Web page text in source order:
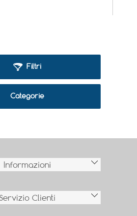
Filtri
Categorie
Informazioni
Clienti